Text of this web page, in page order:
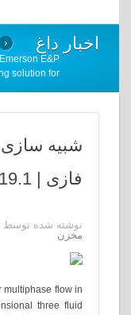
اخبار داغ
E&P
solution for
‹
شبیه سازی
فازی | OLGA 2019.1
نوشته شده توسط Super User. ارسال در
مخزن
multiphase flow in
three fluid